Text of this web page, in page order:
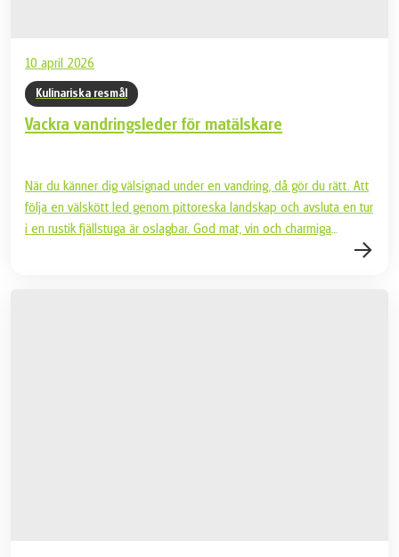
10 april 2026
Kulinariska resmål
Vackra vandringsleder för matälskare
När du känner dig välsignad under en vandring, då gör du rätt. Att
följa en välskött led genom pittoreska landskap och avsluta en tur
i en rustik fjällstuga är oslagbar. God mat, vin och charmiga
böljande kullar får varje finsmakares hjärta att slå lite snabbare.